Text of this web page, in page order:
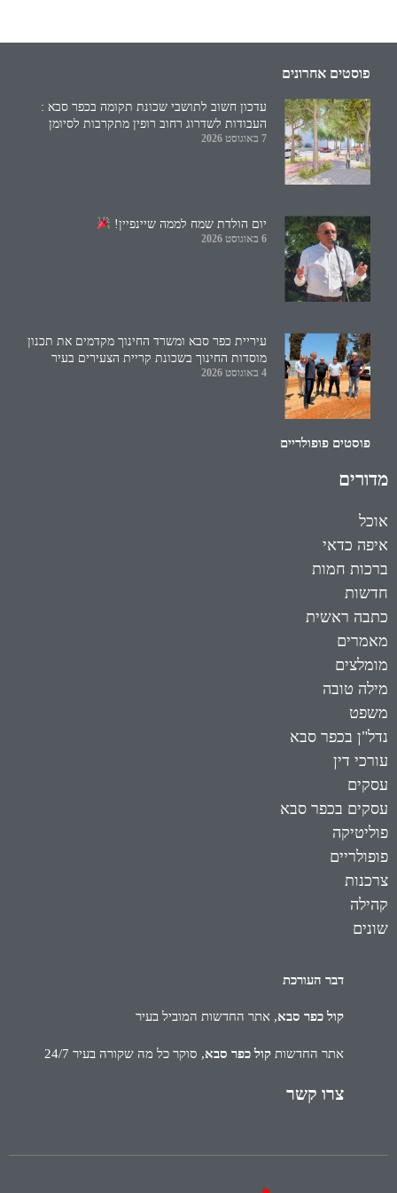
פוסטים אחרונים
עדכון חשוב לתושבי שכונת תקומה בכפר סבא :
העבודות לשדרוג רחוב רופין מתקרבות לסיומן
7 באוגוסט 2026
יום הולדת שמח לממה שיינפיין!
6 באוגוסט 2026
עיריית כפר סבא ומשרד החינוך מקדמים את תכנון
מוסדות החינוך בשכונת קריית הצעירים בעיר
4 באוגוסט 2026
פוסטים פופולריים
מדורים
אוכל
איפה כדאי
ברכות חמות
חדשות
כתבה ראשית
מאמרים
מומלצים
מילה טובה
משפט
נדל"ן בכפר סבא
עורכי דין
עסקים
עסקים בכפר סבא
פוליטיקה
פופולריים
צרכנות
קהילה
שונים
דבר העורכת
קול כפר סבא, אתר החדשות המוביל בעיר
אתר החדשות קול כפר סבא, סוקר כל מה שקורה בעיר 24/7
צרו קשר